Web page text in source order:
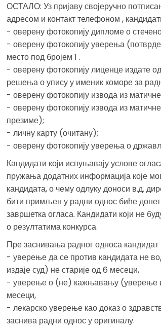
ОСТАЛО: Уз пријаву својеручно
адресом и контакт телефоном ,
- оверену фотокопију дипломе о
- оверену фотокопију уверења
место под бројем 1 .
- оверену фотокопију лиценце издате
решења о упису у именик коморе за
- оверену фотокопију извода из
- оверену фотокопију извода из
презиме);
- личну карту (очитану);
- оверену фотокопију уверења о
Кандидати који испуњавају услове
пружања додатних информација које
кандидата, о чему одлуку доноси в.д.
бити примљен у радни однос биће
завршетка огласа. Кандидати који не
о резултатима конкурса.
Пре заснивања радног односа кандидат
- уверење да се против кандидата не
издаје суд) не старије од 6 месеци,
- уверење о (не) кажњавању (уверење
месеци,
- лекарско уверење као доказ о
заснива радни однос у оригиналу.